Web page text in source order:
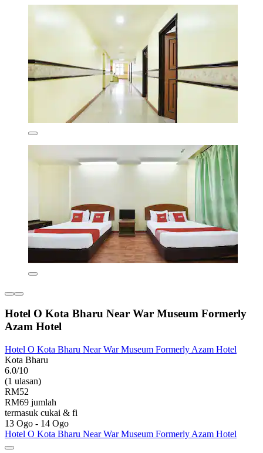
Hotel O Kota Bharu Near War Museum Formerly
Azam Hotel
Hotel O Kota Bharu Near War Museum Formerly Azam Hotel
Kota Bharu
6.0/10
(1 ulasan)
RM52
RM69 jumlah
termasuk cukai & fi
13 Ogo - 14 Ogo
Hotel O Kota Bharu Near War Museum Formerly Azam Hotel